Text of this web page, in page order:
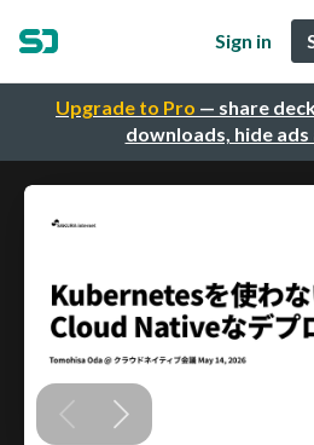
Upgrade to Pro — share
downloads, hide
Sign in